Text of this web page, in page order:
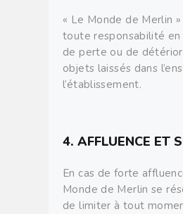
« Le Monde de Merlin
toute responsabilité en
de perte ou de
objets laissés dans
l’établissement.
4. AFFLUENCE ET
En cas de forte
Monde de Merlin se
de limiter à tout